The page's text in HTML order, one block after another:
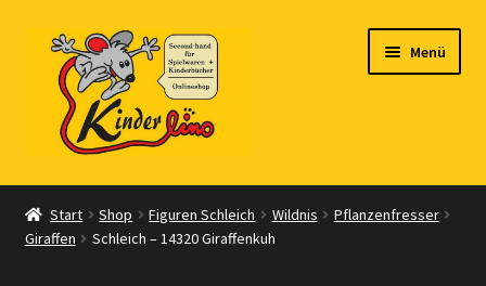
Navigation
springen
Zum
Inhalt
springen
Menü
Start
Vertrag widerrufen
Start Shop Figuren Schleich Wildnis
Pflanzenfresser
Giraffen
Schleich – 14320 Giraffenkuh